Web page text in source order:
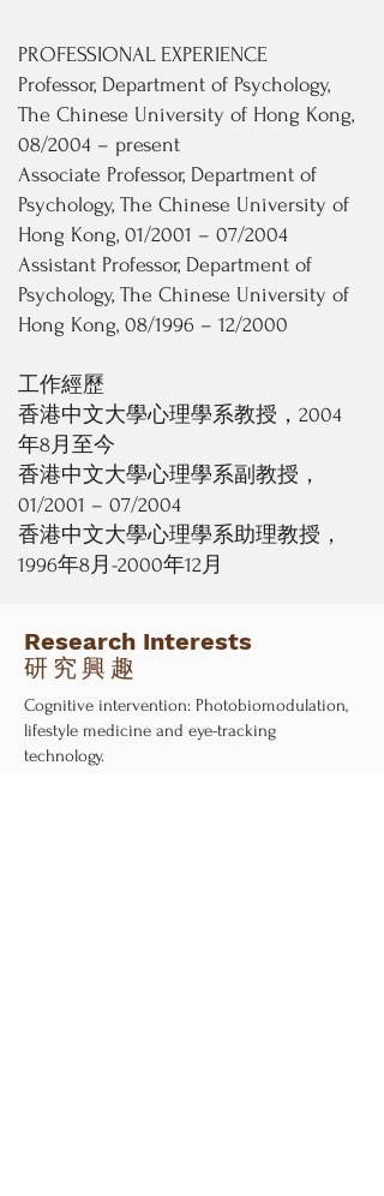
PROFESSIONAL EXPERIENCE
Professor, Department of Psychology,
The Chinese University of Hong Kong,
08/2004 – present
Associate Professor, Department of
Psychology, The Chinese University of
Hong Kong, 01/2001 – 07/2004
Assistant Professor, Department of
Psychology, The Chinese University of
Hong Kong, 08/1996 – 12/2000
工作經歷
香港中文大學心理學系教授，2004
年8月至今
香港中文大學心理學系副教授，
01/2001 – 07/2004
香港中文大學心理學系助理教授，
1996年8月-2000年12月
Research Interests
研究興趣
Cognitive intervention: Photobiomodulation,
lifestyle medicine and eye-tracking
technology.